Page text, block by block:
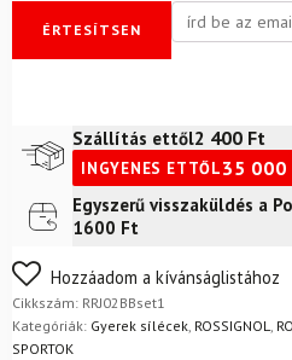
ÉRTESÍTSEN
Szállítás ettől2 400 Ft
INGYENES ETTŐL35 000
Futár a címre2 400
Egyszerű visszaküldés a
1600 Ft
Nem biztos a választásában?
egyszerűen visszaküldheti 14
Mik a visszaküldés feltételei?
Hozzáadom a kívánságlistához
Cikkszám: RRJ02BBset1
Kategóriák: Gyerek sílécek, ROSSIGNOL,
SPORTOK